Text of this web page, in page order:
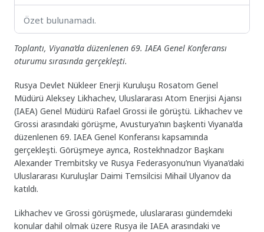
Özet bulunamadı.
Toplantı, Viyana’da düzenlenen 69. IAEA Genel Konferansı
oturumu sırasında gerçekleşti.
Rusya Devlet Nükleer Enerji Kuruluşu Rosatom Genel
Müdürü Aleksey Likhachev, Uluslararası Atom Enerjisi Ajansı
(IAEA) Genel Müdürü Rafael Grossi ile görüştü. Likhachev ve
Grossi arasındaki görüşme, Avusturya’nın başkenti Viyana’da
düzenlenen 69. IAEA Genel Konferansı kapsamında
gerçekleşti. Görüşmeye ayrıca, Rostekhnadzor Başkanı
Alexander Trembitsky ve Rusya Federasyonu’nun Viyana’daki
Uluslararası Kuruluşlar Daimi Temsilcisi Mihail Ulyanov da
katıldı.
Likhachev ve Grossi görüşmede, uluslararası gündemdeki
konular dahil olmak üzere Rusya ile IAEA arasındaki ve